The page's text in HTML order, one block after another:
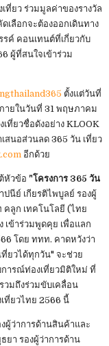
ที่ยว ร่วมมูลค่าของรางวัล
เลือกจะต้องออกเดินทาง
รค์ คอนเทนต์ที่เกี่ยวกับ
ผู้ที่สนใจเข้าร่วม
ตั้งแต่วันที่
ายในวันที่ 31 พฤษภาคม
ที่ยวชื่อดังอย่าง KLOOK
สนอส่วนลด 365 วัน เที่ยว
อีกด้วย
หัวข้อ "โครงการ 365 วัน
ปนีย์ เกียรติไพบูลย์ รองผู้
คลูก เทคโนโลยี (ไทย
ข้าร่วมพูดคุย เพื่อแลก
โดย ททท. คาดหวังว่า
ที่ยวได้ทุกวัน" จะช่วย
ารณ์ท่องเที่ยวมิติใหม่ ที่
วมถึงร่วมขับเคลื่อน
ที่ยวไทย 2566 นี้
ผู้ว่าการด้านสินค้าและ
า รองผู้ว่าการด้าน